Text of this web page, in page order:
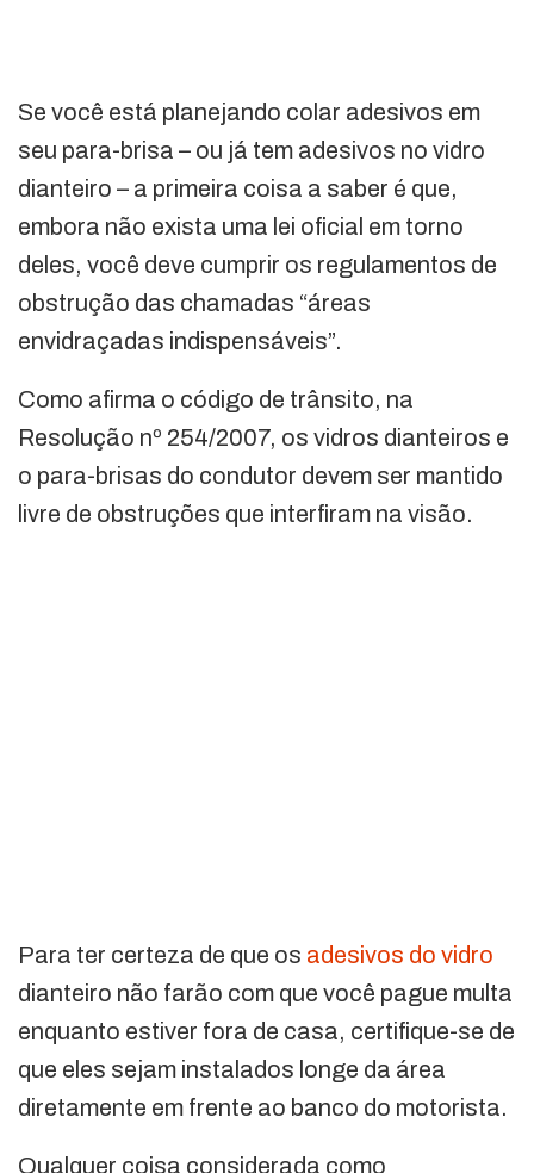
Se você está planejando colar adesivos em
seu para-brisa – ou já tem adesivos no vidro
dianteiro – a primeira coisa a saber é que,
embora não exista uma lei oficial em torno
deles, você deve cumprir os regulamentos de
obstrução das chamadas “áreas
envidraçadas indispensáveis”.
Como afirma o código de trânsito, na
Resolução nº 254/2007, os vidros dianteiros e
o para-brisas do condutor devem ser mantido
livre de obstruções que interfiram na visão.
Para ter certeza de que os adesivos do vidro
dianteiro não farão com que você pague multa
enquanto estiver fora de casa, certifique-se de
que eles sejam instalados longe da área
diretamente em frente ao banco do motorista.
Qualquer coisa considerada como